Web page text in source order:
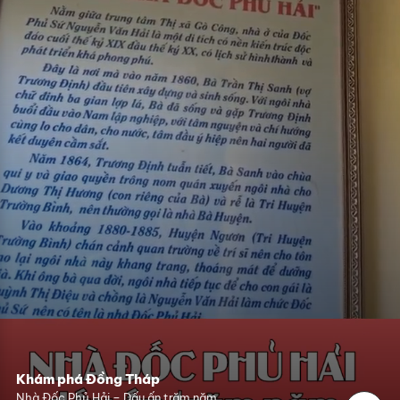
Khám phá Đồng Tháp
Nhà Đốc Phủ Hải – Dấu ấn trăm năm